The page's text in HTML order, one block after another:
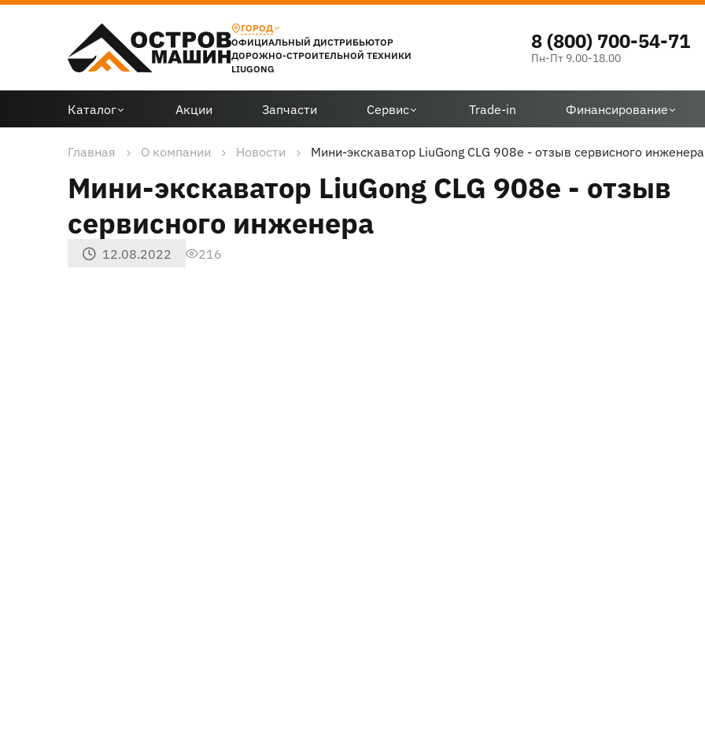
ГОРОД
ОФИЦИАЛЬНЫЙ ДИСТРИБЬЮТОР
ДОРОЖНО-СТРОИТЕЛЬНОЙ ТЕХНИКИ
LIUGONG
8 (800) 700-54-71
Пн-Пт 9.00-18.00
Каталог Акции Запчасти Сервис Trade-in Финансирование
Главная О компании Новости Мини-экскаватор LiuGong CLG 908e - отзыв сервисного инженера
Мини-экскаватор LiuGong CLG 908e - отзыв
сервисного инженера
12.08.2022 216